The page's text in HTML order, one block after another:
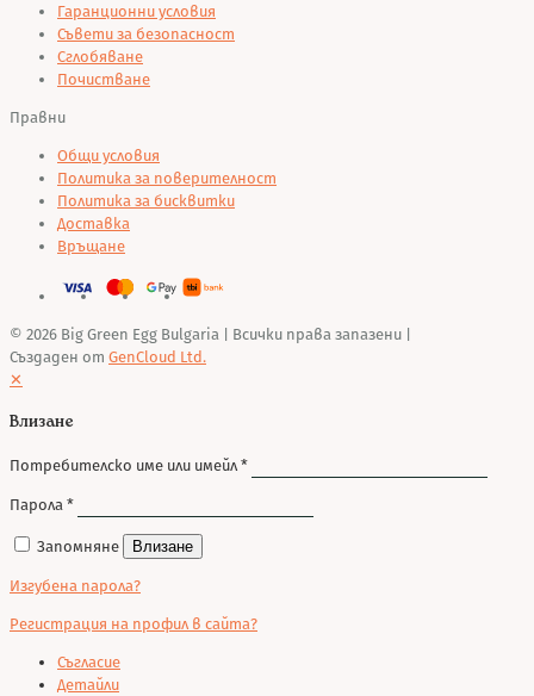
Гаранционни условия
Съвети за безопасност
Сглобяване
Почистване
Правни
Общи условия
Политика за поверителност
Политика за бисквитки
Доставка
Връщане
© 2026 Big Green Egg Bulgaria | Всички права запазени |
Създаден от GenCloud Ltd.
✕
Влизане
Потребителско име или имейл *
Парола *
Запомняне Влизане
Изгубена парола?
Регистрация на профил в сайта?
Съгласие
Детайли